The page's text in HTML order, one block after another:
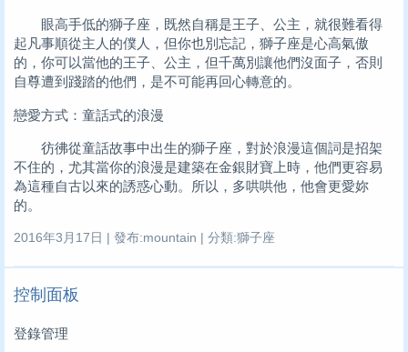
眼高手低的獅子座，既然自稱是王子、公主，就很難看得
起凡事順從主人的僕人，但你也別忘記，獅子座是心高氣傲
的，你可以當他的王子、公主，但千萬別讓他們沒面子，否則
自尊遭到踐踏的他們，是不可能再回心轉意的。
戀愛方式：童話式的浪漫
彷彿從童話故事中出生的獅子座，對於浪漫這個詞是招架
不住的，尤其當你的浪漫是建築在金銀財寶上時，他們更容易
為這種自古以來的誘惑心動。所以，多哄哄他，他會更愛妳
的。
2016年3月17日 | 發布:mountain | 分類:獅子座
控制面板
登錄管理